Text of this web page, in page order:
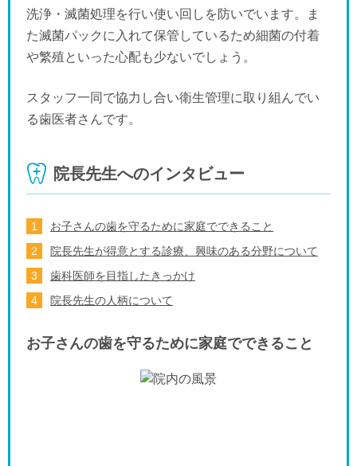
洗浄・滅菌処理を行い使い回しを防いでいます。ま
た滅菌パックに入れて保管しているため細菌の付着
や繁殖といった心配も少ないでしょう。
スタッフ一同で協力し合い衛生管理に取り組んでい
る歯医者さんです。
院長先生へのインタビュー
お子さんの歯を守るために家庭でできること
院長先生が得意とする診療、興味のある分野について
歯科医師を目指したきっかけ
院長先生の人柄について
お子さんの歯を守るために家庭でできること